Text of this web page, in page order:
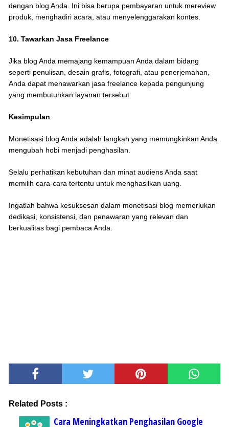
dengan blog Anda. Ini bisa berupa pembayaran untuk mereview
produk, menghadiri acara, atau menyelenggarakan kontes.
10. Tawarkan Jasa Freelance
Jika blog Anda memajang kemampuan Anda dalam bidang
seperti penulisan, desain grafis, fotografi, atau penerjemahan,
Anda dapat menawarkan jasa freelance kepada pengunjung
yang membutuhkan layanan tersebut.
Kesimpulan
Monetisasi blog Anda adalah langkah yang memungkinkan Anda
mengubah hobi menjadi penghasilan.
Selalu perhatikan kebutuhan dan minat audiens Anda saat
memilih cara-cara tertentu untuk menghasilkan uang.
Ingatlah bahwa kesuksesan dalam monetisasi blog memerlukan
dedikasi, konsistensi, dan penawaran yang relevan dan
berkualitas bagi pembaca Anda.
Related Posts :
Cara Meningkatkan Penghasilan Google